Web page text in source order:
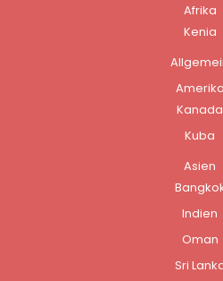
Afrika
Kenia
Amerika
Kanada
Kuba
Asien
Indien
Oman
Sri